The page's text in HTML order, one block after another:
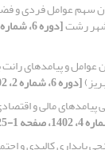
سهم عوامل فردی و
رشت
عوامل و پیامدهای
[دوره 6، شماره 2، 1402، صفحه 59-77]
پیامدهای مالی و
پایداری کالبدی و